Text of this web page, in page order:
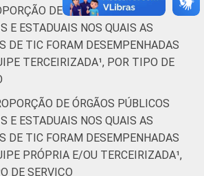
DE ÓRGÃOS PÚBLICOS
E ESTADUAIS NOS QUAIS AS
DE TIC FORAM DESEMPENHADAS
TERCEIRIZADA¹, POR TIPO DE
DE ÓRGÃOS PÚBLICOS
E ESTADUAIS NOS QUAIS AS
DE TIC FORAM DESEMPENHADAS
PRÓPRIA E/OU TERCEIRIZADA¹,
DE SERVIÇO